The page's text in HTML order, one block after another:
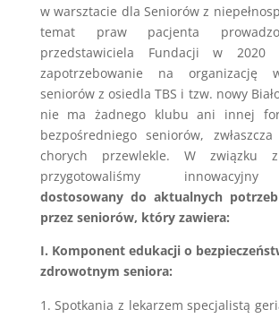
w warsztacie dla Seniorów z
temat praw pacjenta
przedstawiciela Fundacji w 2020
zapotrzebowanie na organizację
seniorów z osiedla TBS i tzw. nowy
nie ma żadnego klubu ani innej
bezpośredniego seniorów,
chorych przewlekle. W związku z
przygotowaliśmy
dostosowany do aktualnych potrzeb
przez seniorów, który zawiera:
I. Komponent edukacji o
zdrowotnym seniora:
Spotkania z lekarzem specjalistą